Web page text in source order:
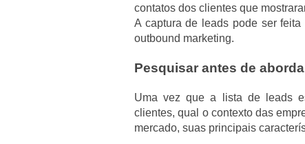
contatos dos clientes que
A captura de leads pode ser
outbound marketing.
Pesquisar antes de
Uma vez que a lista de leads
clientes, qual o contexto das
mercado, suas principais